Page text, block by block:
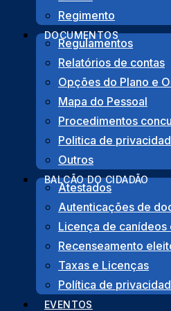
Regimento
DOCUMENTOS
Regulamentos
Relatórios de contas
Opções do Plano e
Mapa do Pessoal
Procedimentos
Politica de
Outros
BALCÃO DO CIDADÃO
Atestados
Autenticações de
Licença de canídeos
Recenseamento
Taxas e Licenças
Política de
EVENTOS
Copyright © 2022 Junta de
Design byAlgardata.
Procurar
Procurar